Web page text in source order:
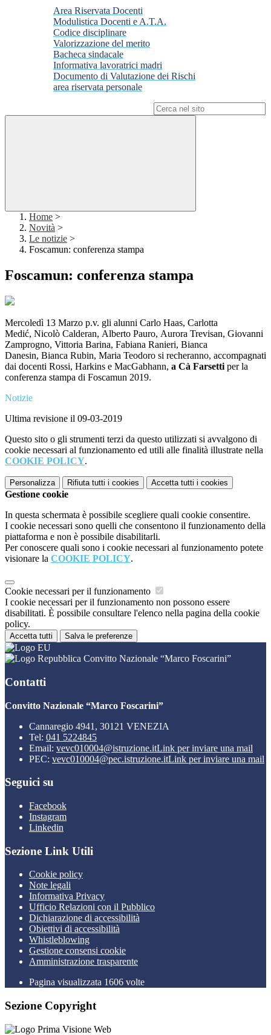
Area Riservata Docenti
Modulistica Docenti e A.T.A.
Codice disciplinare
Valorizzazione del merito
Bacheca sindacale
Informativa lavoratrici madri
Documento di Valutazione dei Rischi
area riservata personale
Home >
Novità >
Le notizie >
Foscamun: conferenza stampa
Foscamun: conferenza stampa
Mercoledì 13 Marzo p.v. gli alunni Carlo Haas, Carlotta
Medić, Nicolò Calderan, Alberto Pauro, Aurora Trevisan, Giovanni
Zamprogno, Vittoria Barina, Fabiana Ranieri, Bianca
Danesin, Bianca Rubin, Maria Teodoro si recheranno, accompagnati
dai docenti Rossi, Harkins e MacGabhann, a Cà Farsetti per la
conferenza stampa di Foscamun 2019.
Notizie
Ultima revisione il 09-03-2019
Questo sito o gli strumenti terzi da questo utilizzati si avvalgono di
cookie necessari al funzionamento ed utili alle finalità illustrate nella
COOKIE POLICY.
Personalizza Rifiuta tutti i cookies Accetta tutti i cookies
Gestione cookie
In questa schermata è possibile scegliere quali cookie consentire.
I cookie necessari sono quelli che consentono il funzionamento della
piattaforma e non è possibile disabilitarli.
Per conoscere quali sono i cookie necessari al funzionamento potete
visionare la COOKIE POLICY.
Cookie necessari per il funzionamento
I cookie necessari per il funzionamento non possono essere
disabilitati. È possibile consultare l'elenco nella pagina della cookie
policy.
Accetta tutti Salva le preferenze
Convitto Nazionale “Marco Foscarini”
Contatti
Convitto Nazionale “Marco Foscarini”
Cannaregio 4941, 30121 VENEZIA
Tel: 041 5224845
Email: vevc010004@istruzione.itLink per inviare una mail
PEC: vevc010004@pec.istruzione.itLink per inviare una mail
Seguici su
Facebook
Instagram
Linkedin
Sezione Link Utili
Cookie policy
Note legali
Informativa Privacy
Ufficio Relazioni con il Pubblico
Dichiarazione di accessibilità
Obiettivi di accessibilità
Whistleblowing
Gestione consensi cookie
Amministrazione trasparente
Pagina visualizzata 1606 volte
Sezione Copyright